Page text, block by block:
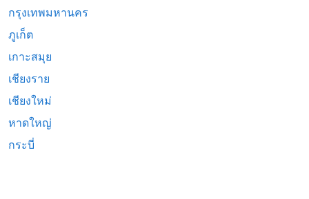
กรุงเทพมหานคร
ภูเก็ต
เกาะสมุย
เชียงราย
เชียงใหม่
หาดใหญ่
กระบี่